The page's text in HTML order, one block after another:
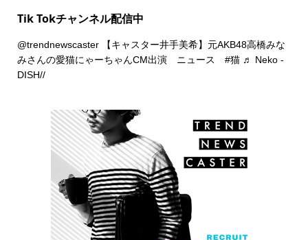
Tik Tokチャンネル配信中
@trendnewscaster【キャスター井手美希】元AKB48高橋みな
みさんの愛猫にゃーちゃんCM出演 ニュース #猫 ♬ Neko -
DISH//